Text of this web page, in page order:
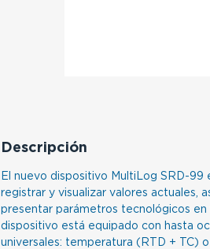
Descripción
El nuevo dispositivo MultiLog SRD-99
registrar y visualizar valores actuales,
presentar parámetros tecnológicos en
dispositivo está equipado con hasta
universales: temperatura (RTD + TC)